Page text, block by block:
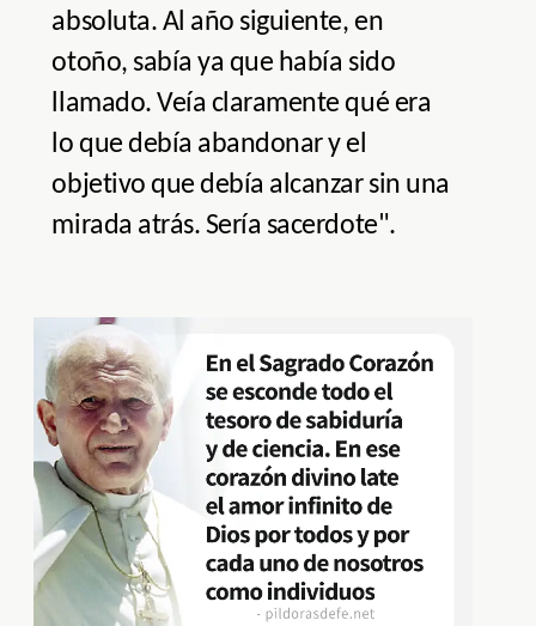
absoluta. Al año siguiente, en
otoño, sabía ya que había sido
llamado. Veía claramente qué era
lo que debía abandonar y el
objetivo que debía alcanzar sin una
mirada atrás. Sería sacerdote".